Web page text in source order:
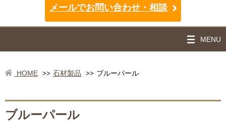
メールでお問い合わせ・相談
MENU
HOME >> 石材製品 >> ブルーパール
ブルーパール